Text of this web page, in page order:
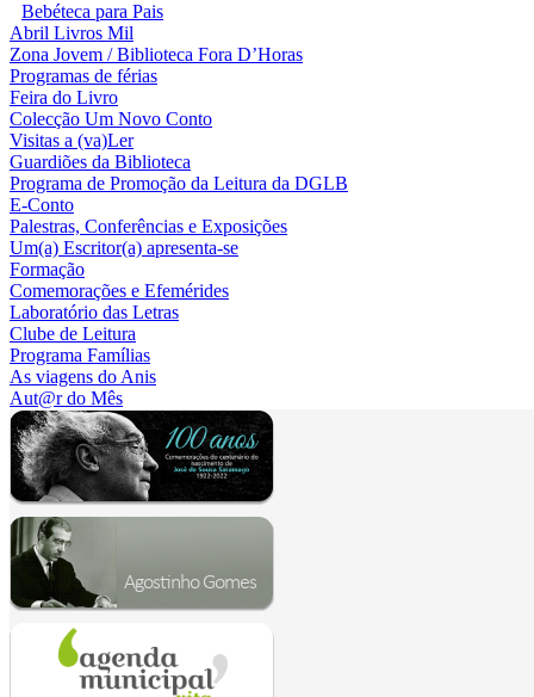
Bebéteca para Pais
Abril Livros Mil
Zona Jovem / Biblioteca Fora D’Horas
Programas de férias
Feira do Livro
Colecção Um Novo Conto
Visitas a (va)Ler
Guardiões da Biblioteca
Programa de Promoção da Leitura da DGLB
E-Conto
Palestras, Conferências e Exposições
Um(a) Escritor(a) apresenta-se
Formação
Comemorações e Efemérides
Laboratório das Letras
Clube de Leitura
Programa Famílias
As viagens do Anis
Aut@r do Mês